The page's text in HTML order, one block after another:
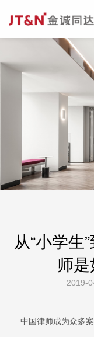
从“小学
师
2019-
中国律师成为众多